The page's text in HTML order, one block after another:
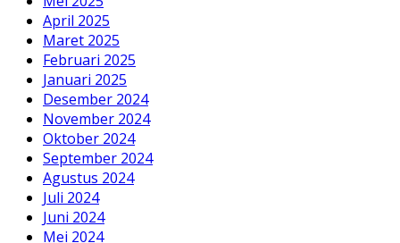
April 2025
Maret 2025
Februari 2025
Januari 2025
Desember 2024
November 2024
Oktober 2024
September 2024
Agustus 2024
Juli 2024
Juni 2024
Mei 2024